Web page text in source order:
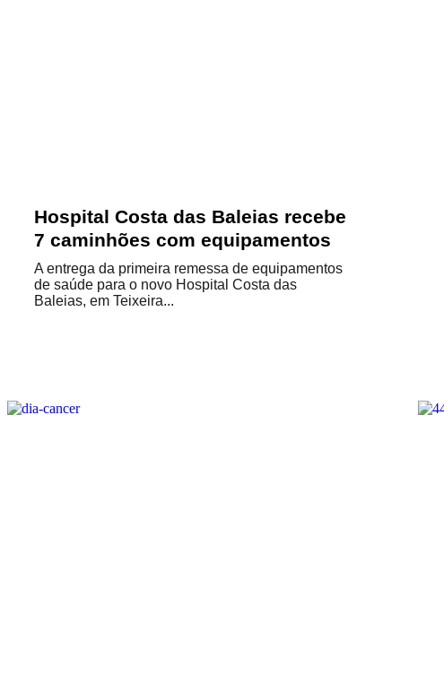
Hospital Costa das Baleias recebe
7 caminhões com equipamentos
A entrega da primeira remessa de equipamentos
de saúde para o novo Hospital Costa das
Baleias, em Teixeira...